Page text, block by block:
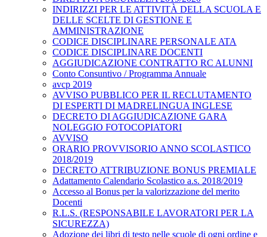
INDIRIZZI PER LE ATTIVITÀ DELLA SCUOLA E
DELLE SCELTE DI GESTIONE E
AMMINISTRAZIONE
CODICE DISCIPLINARE PERSONALE ATA
CODICE DISCIPLINARE DOCENTI
AGGIUDICAZIONE CONTRATTO RC ALUNNI
Conto Consuntivo / Programma Annuale
avcp 2019
AVVISO PUBBLICO PER IL RECLUTAMENTO
DI ESPERTI DI MADRELINGUA INGLESE
DECRETO DI AGGIUDICAZIONE GARA
NOLEGGIO FOTOCOPIATORI
AVVISO
ORARIO PROVVISORIO ANNO SCOLASTICO
2018/2019
DECRETO ATTRIBUZIONE BONUS PREMIALE
Adattamento Calendario Scolastico a.s. 2018/2019
Accesso al Bonus per la valorizzazione del merito
Docenti
R.L.S. (RESPONSABILE LAVORATORI PER LA
SICUREZZA)
Adozione dei libri di testo nelle scuole di ogni ordine e